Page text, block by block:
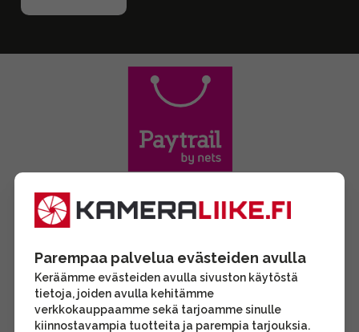
Parempaa palvelua evästeiden avulla
Keräämme evästeiden avulla sivuston käytöstä
tietoja, joiden avulla kehitämme
verkkokauppaamme sekä tarjoamme sinulle
kiinnostavampia tuotteita ja parempia tarjouksia.